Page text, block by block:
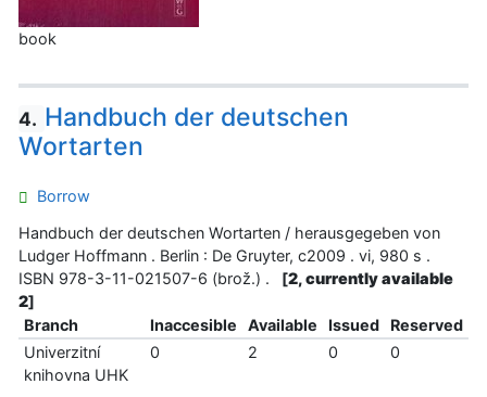
book
4. Handbuch der deutschen
Wortarten
Borrow
Handbuch der deutschen Wortarten / herausgegeben von
Ludger Hoffmann . Berlin : De Gruyter, c2009 . vi, 980 s .
ISBN 978-3-11-021507-6 (brož.) .
[2, currently available
2]
Branch
Inaccesible Available Issued
Reserved
Univerzitní
knihovna UHK
0 2 0 0